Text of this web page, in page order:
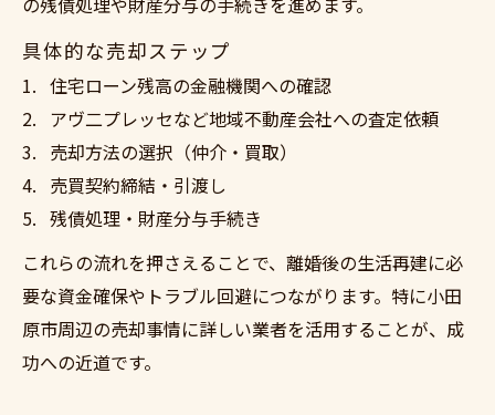
具体的な売却ステップ
住宅ローン残高の金融機関への確認
アヴ二プレッセなど地域不動産会社への査定依頼
売却方法の選択（仲介・買取）
売買契約締結・引渡し
残債処理・財産分与手続き
これらの流れを押さえることで、離婚後の生活再建に必
要な資金確保やトラブル回避につながります。特に小田
原市周辺の売却事情に詳しい業者を活用することが、成
功への近道です。